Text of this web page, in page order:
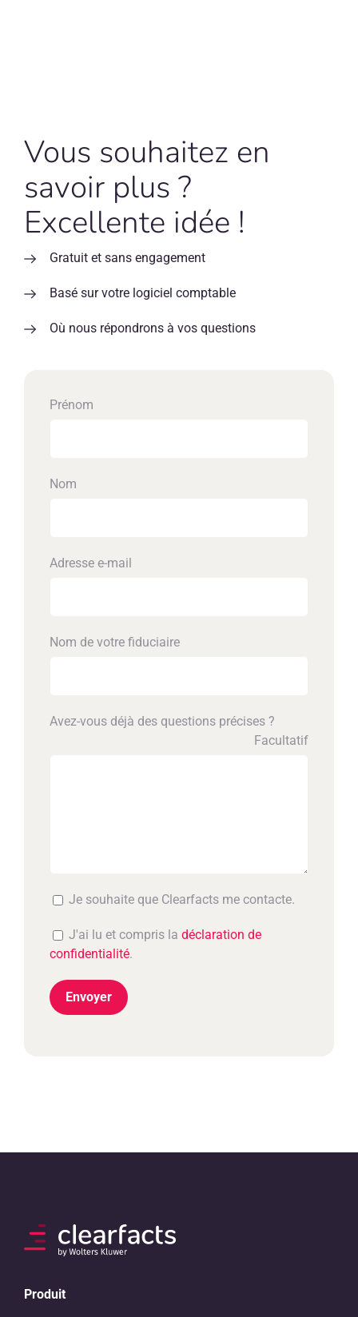
Vous souhaitez en
savoir plus ?
Excellente idée !
Gratuit et sans engagement
Basé sur votre logiciel comptable
Où nous répondrons à vos questions
Prénom
Nom
Adresse e-mail
Nom de votre fiduciaire
Avez-vous déjà des questions précises ?
Facultatif
Je souhaite que Clearfacts me contacte.
J'ai lu et compris la déclaration de
confidentialité.
Produit